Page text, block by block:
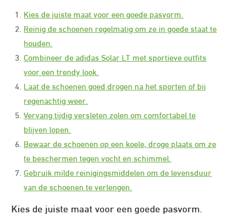
Kies de juiste maat voor een goede pasvorm.
Reinig de schoenen regelmatig om ze in goede staat te
houden.
Combineer de adidas Solar LT met sportieve outfits
voor een trendy look.
Laat de schoenen goed drogen na het sporten of bij
regenachtig weer.
Vervang tijdig versleten zolen om comfortabel te
blijven lopen.
Bewaar de schoenen op een koele, droge plaats om ze
te beschermen tegen vocht en schimmel.
Gebruik milde reinigingsmiddelen om de levensduur
van de schoenen te verlengen.
Kies de juiste maat voor een goede pasvorm.